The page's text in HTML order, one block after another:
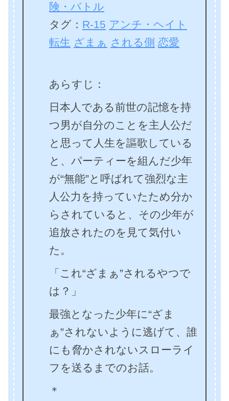
険・バトル
タグ： R-15 アンチ・ヘイト
転生 ざまぁ される側 恋愛
あらすじ：
日本人である前世の記憶を持
つ男が自分のことを主人公だ
と思って人生を謳歌している
と、パーティーを組んだ少年
が“無能”と呼ばれて強烈な主
人公力を持っていたため分か
らされていると、その少年が
追放されたのを見て気付い
た。
「これ“ざまぁ”されるやつで
は？」
最強となった少年に“ざま
ぁ”されないように逃げて、誰
にも脅かされないスローライ
フを送るまでのお話。
＊